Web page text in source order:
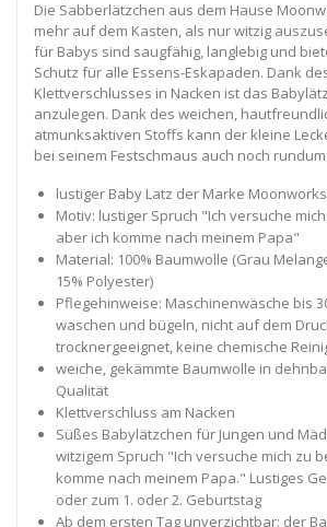
Die Sabberlätzchen aus dem Hause
mehr auf dem Kasten, als nur witzig
für Babys sind saugfähig, langlebig und
Schutz für alle Essens-Eskapaden. Dank
Klettverschlusses in Nacken ist das
anzulegen. Dank des weichen,
atmunksaktiven Stoffs kann der kleine
bei seinem Festschmaus auch noch
lustiger Baby Latz der Marke
Motiv: lustiger Spruch "Ich versuche
aber ich komme nach meinem Papa"
Material: 100% Baumwolle (Grau
15% Polyester)
Pflegehinweise: Maschinenwäsche bis
waschen und bügeln, nicht auf dem
trocknergeeignet, keine chemische
weiche, gekämmte Baumwolle in
Qualität
Klettverschluss am Nacken
Süßes Babylätzchen für Jungen und
witzigem Spruch "Ich versuche mich zu
komme nach meinem Papa." Lustiges
oder zum 1. oder 2. Geburtstag
Ab dem ersten Tag unverzichtbar: der